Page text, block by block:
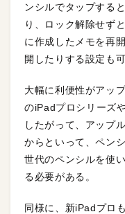
ンシルでタップする
り、ロック解除せず
に作成したメモを再
開したりする設定も可
大幅に利便性がアッ
のiPadプロシリーズ
したがって、アップ
からといって、ペン
世代のペンシルを使
る必要がある。
同様に、新iPadプロ